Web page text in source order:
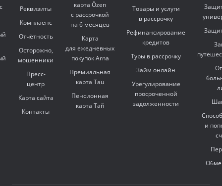
Реквизиты
Комплаенс
Отчётность
Осторожно,
мошенники
Пресс-
центр
Карта сайта
Контакты
карта Özen
с рассрочкой
на 6 месяцев
Карта
для ежедневных
покупок Arna
Премиальная
карта Tau
Пенсионная
карта Tañ
Товары и услуги
в рассрочку
Рефинансирование
кредитов
Туры в рассрочку
Займ онлайн
Урегулирование
просроченной
задолженности
и